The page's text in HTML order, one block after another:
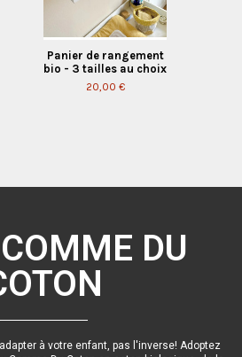
Panier de rangement
bio - 3 tailles au choix
20,00 €
DU
à votre enfant, pas l'inverse! Adoptez